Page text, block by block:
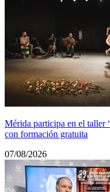
Mérida participa en el taller
con formación gratuita
07/08/2026